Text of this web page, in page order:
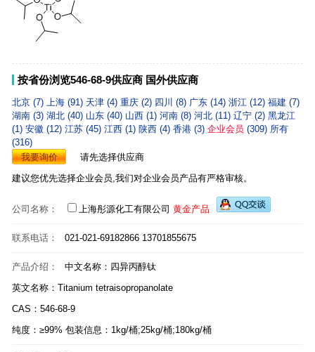
按省份浏览546-68-9供应商 国外供应商
北京 (7) 上海 (91) 天津 (4) 重庆 (2) 四川 (8) 广东 (14) 浙江 (12) 福建 (7)
湖南 (3) 湖北 (40) 山东 (40) 山西 (1) 河南 (8) 河北 (11) 辽宁 (2) 黑龙江
(1) 安徽 (12) 江苏 (45) 江西 (1) 陕西 (4) 香港 (3) 企业会员 (309) 所有
(316)
我要询价
请先选择供应商
建议您优先选择企业会员,我们对企业会员产品有严格审核。
公司名称： 上海彤源化工有限公司 黄金产品
联系电话： 021-021-69182866 13701855675
产品介绍：
中文名称：四异丙醇钛
英文名称：Titanium tetraisopropanolate
CAS：546-68-9
纯度：≥99% 包装信息：1kg/桶;25kg/桶;180kg/桶